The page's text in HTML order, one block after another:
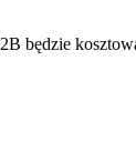
będzie